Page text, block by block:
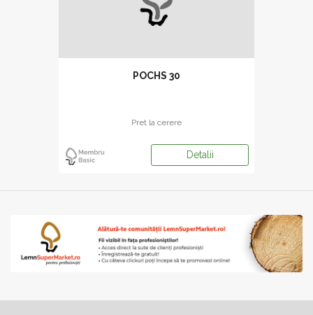
POCHS 30
Pret la cerere
Detalii